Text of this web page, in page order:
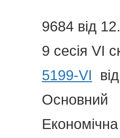
9684 від
9 сесія VI
5199-VI
Основний